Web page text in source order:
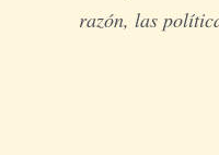
razón, las